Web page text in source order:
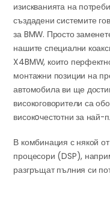
изискванията на
създадени системите
за BMW. Просто
нашите специални
X4BMW, които
монтажни позиции на
автомобила ви ще
високоговорители са
високoчестотни за най-
В комбинация с някой от
процесори (DSP),
разгръщат пълния си